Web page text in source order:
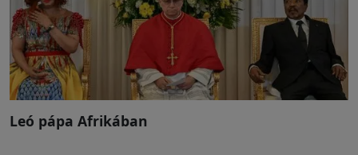
Leó pápa Afrikában